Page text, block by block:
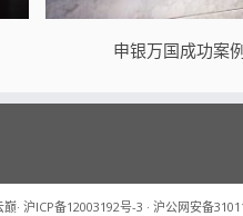
申银万国成功案
巅· 沪ICP备12003192号-3 · 沪公网安备